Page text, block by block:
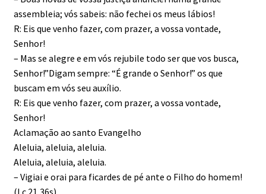
assembleia; vós sabeis: não fechei os meus lábios!
R: Eis que venho fazer, com prazer, a vossa vontade,
Senhor!
– Mas se alegre e em vós rejubile todo ser que vos busca,
Senhor!”Digam sempre: “É grande o Senhor!” os que
buscam em vós seu auxílio.
R: Eis que venho fazer, com prazer, a vossa vontade,
Senhor!
Aclamação ao santo Evangelho
Aleluia, aleluia, aleluia.
Aleluia, aleluia, aleluia.
– Vigiai e orai para ficardes de pé ante o Filho do homem!
(Lc 21,36s).